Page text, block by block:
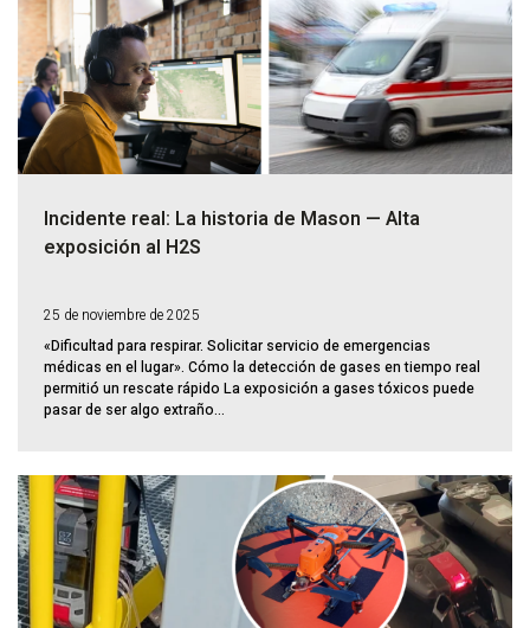
Incidente real: La historia de Mason — Alta
exposición al H2S
25 de noviembre de 2025
«Dificultad para respirar. Solicitar servicio de emergencias
médicas en el lugar». Cómo la detección de gases en tiempo real
permitió un rescate rápido La exposición a gases tóxicos puede
pasar de ser algo extraño...